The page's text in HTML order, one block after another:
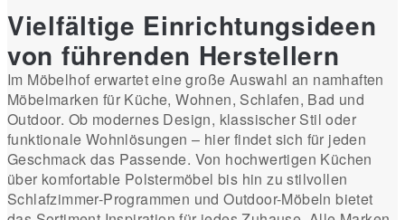
Vielfältige Einrichtungsideen
von führenden Herstellern
Im Möbelhof erwartet eine große Auswahl an namhaften
Möbelmarken für Küche, Wohnen, Schlafen, Bad und
Outdoor. Ob modernes Design, klassischer Stil oder
funktionale Wohnlösungen – hier findet sich für jeden
Geschmack das Passende. Von hochwertigen Küchen
über komfortable Polstermöbel bis hin zu stilvollen
Schlafzimmer-Programmen und Outdoor-Möbeln bietet